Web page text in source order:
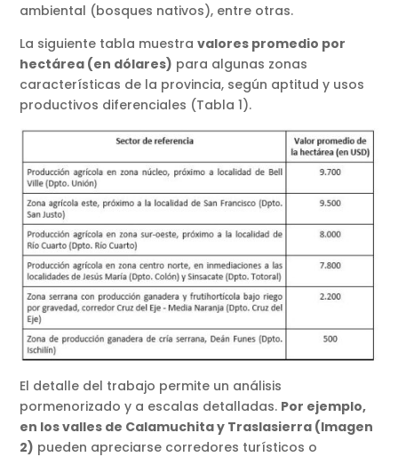
ambiental (bosques nativos), entre otras.
La siguiente tabla muestravalores promedio por
hectárea (en dólares) para algunas zonas
características de la provincia, según aptitud y usos
productivos diferenciales (Tabla 1).
El detalle del trabajo permite un análisis
pormenorizado y a escalas detalladas. Por ejemplo,
en los valles de Calamuchita y Traslasierra (Imagen
2) pueden apreciarse corredores turísticos o